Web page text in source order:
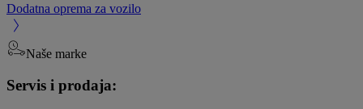
Dodatna oprema za vozilo
Naše marke
Servis i prodaja: